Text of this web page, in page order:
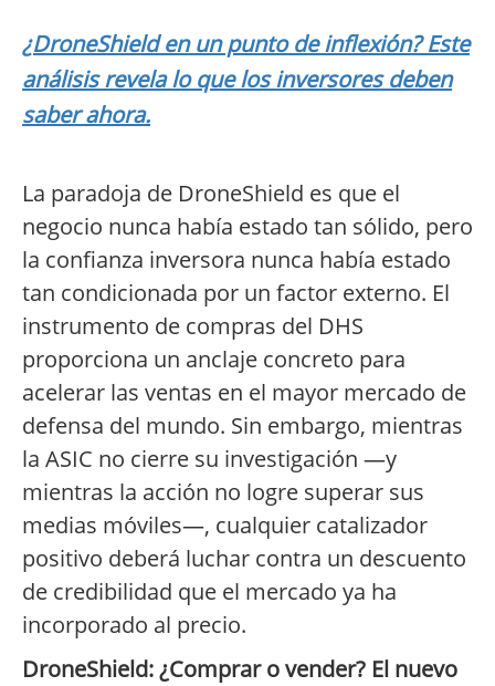
¿DroneShield en un punto de inflexión? Este
análisis revela lo que los inversores deben
saber ahora.
La paradoja de DroneShield es que el
negocio nunca había estado tan sólido, pero
la confianza inversora nunca había estado
tan condicionada por un factor externo. El
instrumento de compras del DHS
proporciona un anclaje concreto para
acelerar las ventas en el mayor mercado de
defensa del mundo. Sin embargo, mientras
la ASIC no cierre su investigación —y
mientras la acción no logre superar sus
medias móviles—, cualquier catalizador
positivo deberá luchar contra un descuento
de credibilidad que el mercado ya ha
incorporado al precio.
DroneShield: ¿Comprar o vender? El nuevo